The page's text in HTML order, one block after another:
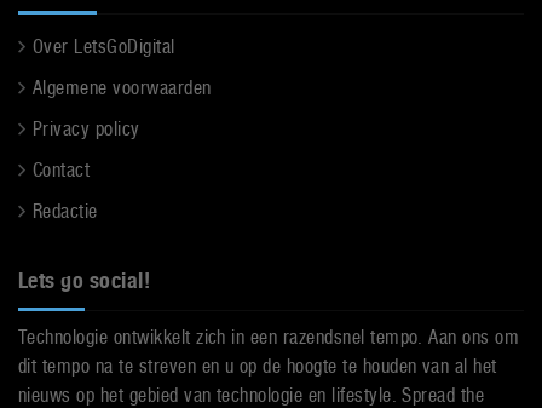
Over LetsGoDigital
Algemene voorwaarden
Privacy policy
Contact
Redactie
Lets go social!
Technologie ontwikkelt zich in een razendsnel tempo. Aan ons om
dit tempo na te streven en u op de hoogte te houden van al het
nieuws op het gebied van technologie en lifestyle. Spread the